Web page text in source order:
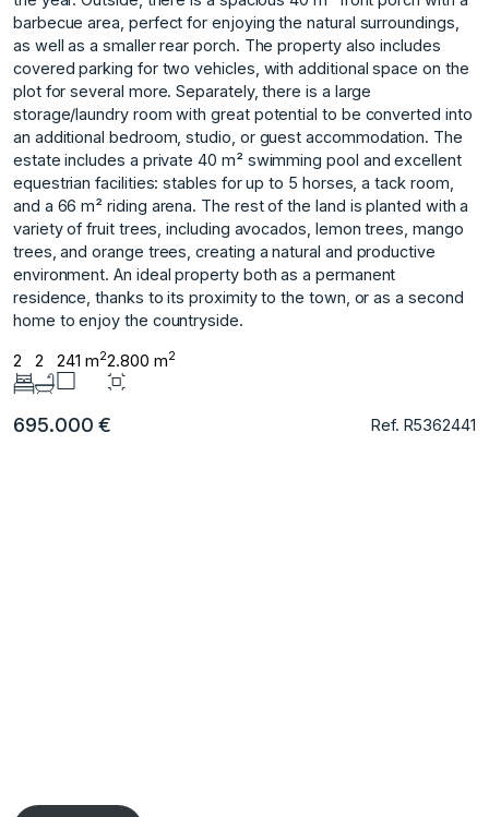
barbecue area, perfect for enjoying the natural surroundings,
as well as a smaller rear porch. The property also includes
covered parking for two vehicles, with additional space on the
plot for several more. Separately, there is a large
storage/laundry room with great potential to be converted into
an additional bedroom, studio, or guest accommodation. The
estate includes a private 40 m² swimming pool and excellent
equestrian facilities: stables for up to 5 horses, a tack room,
and a 66 m² riding arena. The rest of the land is planted with a
variety of fruit trees, including avocados, lemon trees, mango
trees, and orange trees, ‌creating ‌a ‌natural ‌and ‌productive
environment. An ideal ‌property ‌both as a ‌permanent
‌residence, ‌thanks ‌to ‌its ‌proximity to ‌the town, ‌or as a ‌second
‌home ‌to ‌enjoy ‌the ‌countryside.
2 2 241 m22.800 m2
695.000 € Ref. R5362441